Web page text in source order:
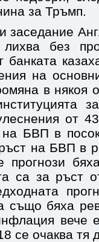
за Тръмп.
лихва без
на
в някоя
от
БВП в
на БВП в
са за ръст
също бяха
вече
се очаква тя